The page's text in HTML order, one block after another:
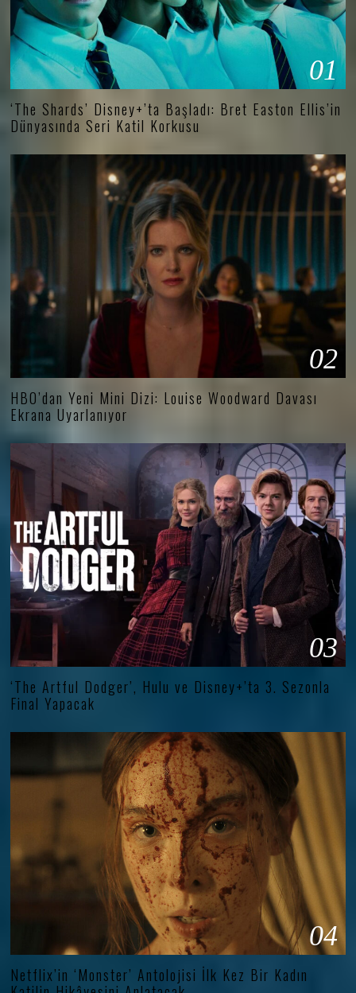
01
‘The Shards’ Disney+’ta Başladı: Bret Easton Ellis’in
Dünyasında Seri Katil Korkusu
02
HBO’dan Yeni Mini Dizi: Louise Woodward Davası
Ekrana Uyarlanıyor
03
‘The Artful Dodger’, Hulu ve Disney+’ta 3. Sezonla
Final Yapacak
04
Netflix’in ‘Monster’ Antolojisi İlk Kez Bir Kadın